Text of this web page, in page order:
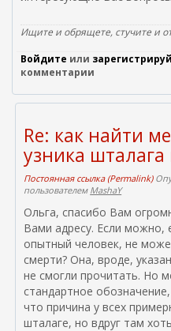
т
р
в
к
e
m
i
)
Ищите и обрящете, стучите и
Войдите или
комментарии
Re: как найти
узника шталага
Постоянная ссылка (Permalink)
пользователем MashaY
Ольга, спасибо Вам
Вами адресу. Если можно,
опытный человек, не
смерти? Она, вроде,
не смогли прочитать. Но
стандартное
что причина у всех
шталаге, но вдруг там